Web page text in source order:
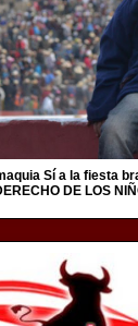
Sí a la fiesta
DE LOS